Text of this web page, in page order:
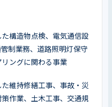
構造物点検、電気通信設
制業務、道路照明灯保守
ングに関わる事業
維持修繕工事、事故・災
作業、土木工事、交通規